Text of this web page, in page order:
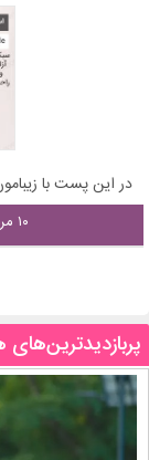
در این پست با
۱۰ مرداد ۱۳۹۸ - ۲۲:۳۰
پربازدیدترین‌های